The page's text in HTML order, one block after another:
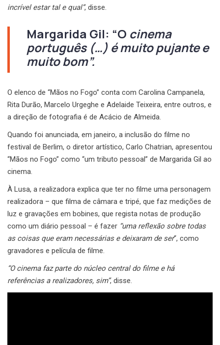
incrível estar tal e qual”, disse.
Margarida Gil: “O cinema
português (…) é muito pujante e
muito bom”.
O elenco de “Mãos no Fogo” conta com Carolina Campanela,
Rita Durão, Marcelo Urgeghe e Adelaide Teixeira, entre outros, e
a direção de fotografia é de Acácio de Almeida.
Quando foi anunciada, em janeiro, a inclusão do filme no
festival de Berlim, o diretor artístico, Carlo Chatrian, apresentou
“Mãos no Fogo” como “um tributo pessoal” de Margarida Gil ao
cinema.
À Lusa, a realizadora explica que ter no filme uma personagem
realizadora – que filma de câmara e tripé, que faz medições de
luz e gravações em bobines, que regista notas de produção
como um diário pessoal – é fazer “uma reflexão sobre todas
as coisas que eram necessárias e deixaram de ser“, como
gravadores e película de filme.
“O cinema faz parte do núcleo central do filme e há
referências a realizadores, sim”, disse.